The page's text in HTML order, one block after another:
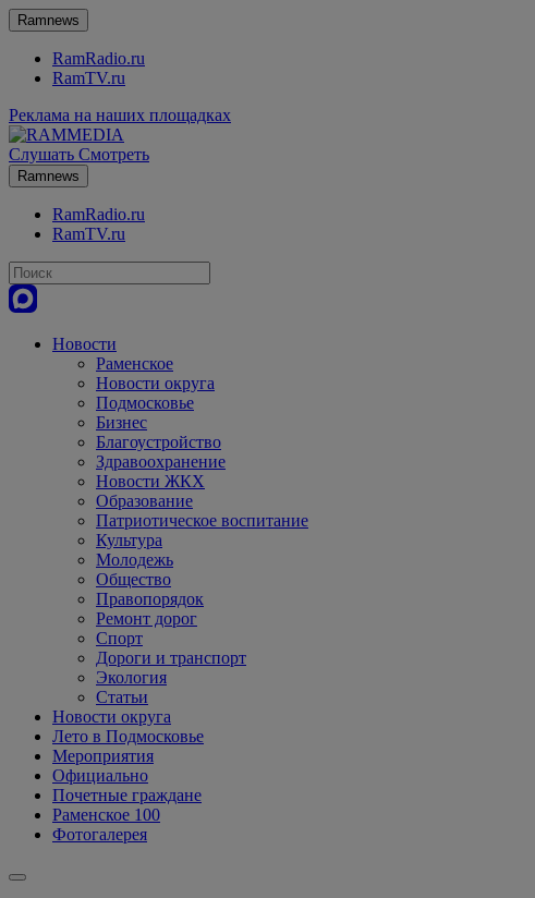
Ramnews
RamRadio.ru
RamTV.ru
Реклама на наших площадках
Слушать Смотреть
Ramnews
RamRadio.ru
RamTV.ru
Новости
Раменское
Новости округа
Подмосковье
Бизнес
Благоустройство
Здравоохранение
Новости ЖКХ
Образование
Патриотическое воспитание
Культура
Молодежь
Общество
Правопорядок
Ремонт дорог
Спорт
Дороги и транспорт
Экология
Статьи
Новости округа
Лето в Подмосковье
Мероприятия
Официально
Почетные граждане
Раменское 100
Фотогалерея